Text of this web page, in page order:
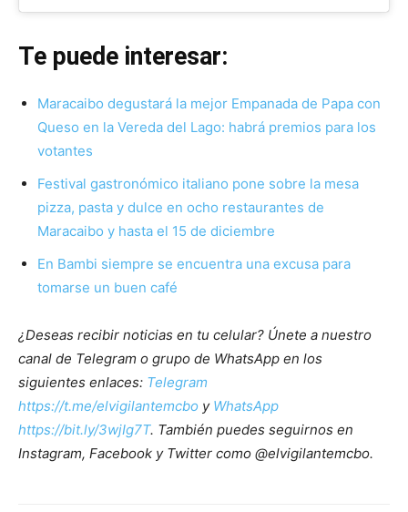
Te puede interesar:
Maracaibo degustará la mejor Empanada de Papa con
Queso en la Vereda del Lago: habrá premios para los
votantes
Festival gastronómico italiano pone sobre la mesa
pizza, pasta y dulce en ocho restaurantes de
Maracaibo y hasta el 15 de diciembre
En Bambi siempre se encuentra una excusa para
tomarse un buen café
¿Deseas recibir noticias en tu celular? Únete a nuestro
canal de Telegram o grupo de WhatsApp en los
siguientes enlaces: Telegram
https://t.me/elvigilantemcbo y WhatsApp
https://bit.ly/3wjIg7T. También puedes seguirnos en
Instagram, Facebook y Twitter como @elvigilantemcbo.